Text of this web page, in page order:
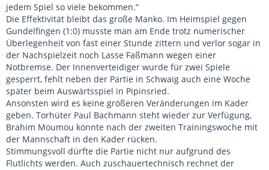
jedem Spiel so viele bekommen.“
Die Effektivität bleibt das große Manko. Im Heimspiel gegen
Gundelfingen (1:0) musste man am Ende trotz numerischer
Überlegenheit von fast einer Stunde zittern und verlor sogar in
der Nachspielzeit noch Lasse Faßmann wegen einer
Notbremse. Der Innenverteidiger wurde für zwei Spiele
gesperrt, fehlt neben der Partie in Schwaig auch eine Woche
später beim Auswärtsspiel in Pipinsried.
Ansonsten wird es keine größeren Veränderungen im Kader
geben. Torhüter Paul Bachmann steht wieder zur Verfügung,
Brahim Moumou könnte nach der zweiten Trainingswoche mit
der Mannschaft in den Kader rücken.
Stimmungsvoll dürfte die Partie nicht nur aufgrund des
Flutlichts werden. Auch zuschauertechnisch rechnet der